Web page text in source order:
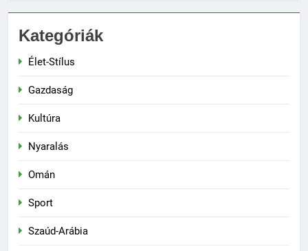
Kategóriák
Élet-Stílus
Gazdaság
Kultúra
Nyaralás
Omán
Sport
Szaúd-Arábia